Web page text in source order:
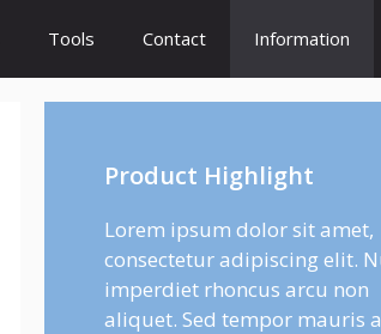
Tools Contact Information
Product Highlight
Lorem ipsum dolor sit amet,
consectetur adipiscing elit.
imperdiet rhoncus arcu non
aliquet. Sed tempor mauris a